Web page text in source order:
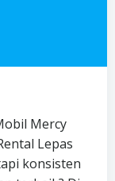
Mercy
Lepas
konsisten